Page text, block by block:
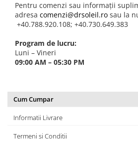
Pentru comenzi sau informații
adresa comenzi@drsoleil.ro sau la
+40.788.920.108; +40.730.649.383
Program de lucru:
Luni – Vineri
09:00 AM – 05:30 PM
Cum Cumpar
Informatii Livrare
Termeni si Conditii